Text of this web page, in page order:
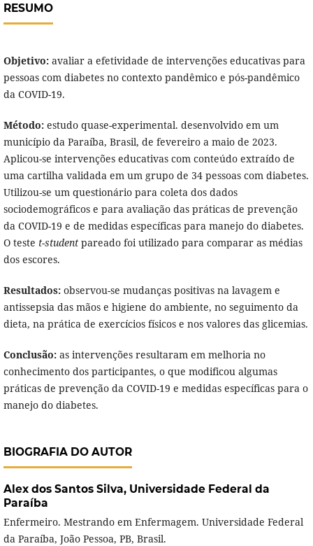
RESUMO
Objetivo: avaliar a efetividade de intervenções educativas para
pessoas com diabetes no contexto pandêmico e pós-pandêmico
da COVID-19.
Método:estudo quase-experimental. desenvolvido em um
município da Paraíba, Brasil, de fevereiro a maio de 2023.
Aplicou-se intervenções educativas com conteúdo extraído de
uma cartilha validada em um grupo de 34 pessoas com diabetes.
Utilizou-se um questionário para coleta dos dados
sociodemográficos e para avaliação das práticas de prevenção
da COVID-19 e de medidas específicas para manejo do diabetes.
O teste t-studentpareado foi utilizado para comparar as médias
dos escores.
Resultados:observou-se mudanças positivas na lavagem e
antissepsia das mãos e higiene do ambiente, no seguimento da
dieta, na prática de exercícios físicos e nos valores das glicemias.
Conclusão:as intervenções resultaram em melhoria no
conhecimento dos participantes, o que modificou algumas
práticas de prevenção da COVID-19 e medidas específicas para o
manejo do diabetes.
BIOGRAFIA DO AUTOR
Alex dos Santos Silva, Universidade Federal da
Paraíba
Enfermeiro. Mestrando em Enfermagem. Universidade Federal
da Paraíba, João Pessoa, PB, Brasil.